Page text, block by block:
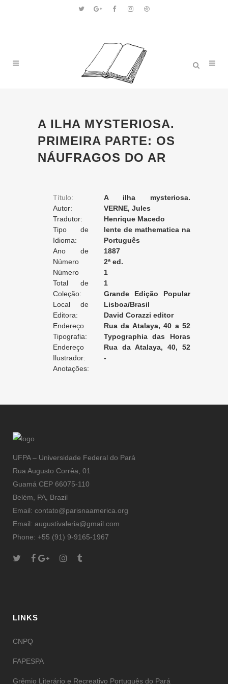
A ILHA MYSTERIOSA.
PRIMEIRA PARTE: OS
NÁUFRAGOS DO AR
Título:
A ilha mysteriosa.
Primeira parte: os náufragos
do ar
Autor:
VERNE, Jules
Tradutor:
Henrique Macedo
Tipo de
Tradução:
lente de mathematica na
escola polythecnica e
astronomo no observatorio
da marinha
Idioma:
Português
Ano de
Edição:
1887
Número
da Edição:
2ª ed.
Número
do Volume:
1
Total de
Volumes:
1
Coleção:
Grande Edição Popular
das viagens maravilhosas
aos mundos conhecidos e
desconhecidos
Local de
Edição:
Lisboa/Brasil
Editora:
David Corazzi editor
Endereço
da Editora:
Rua da Atalaya, 40 a 52
(Lisboa)/Rua da Quitanda,
38 (Rio de Janeiro)
Tipografia:
Typographia das Horas
Romanticas
Endereço
da Tipografia:
Rua da Atalaya, 40, 52
[Lisboa]
Ilustrador:
-
Anotações:
UFPA – Universidade Federal do Pará
Rua Augusto Corrêa, 01
Guamá CEP 66075-110
Belém, PA, Brazil
Email: contato@parisnaamerica.org
Email: augustivaleria@gmail.com
Phone: +55 (91) 9-9165-1967
LINKS
CNPQ
FAPESPA
Grêmio Literário e Recreativo Português do Pará